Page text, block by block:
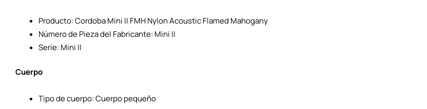
Producto: Cordoba Mini II FMH Nylon Acoustic Flamed Mahogany
Número de Pieza del Fabricante: Mini II
Serie: Mini II
Cuerpo
Tipo de cuerpo: Cuerpo pequeño